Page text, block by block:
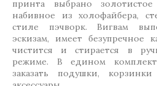
принта выбрано
набивное из холофайбера,
стиле пэчворк. Вигвам
эскизам, имеет безупречное
чистится и стирается в
режиме. В едином
заказать подушки,